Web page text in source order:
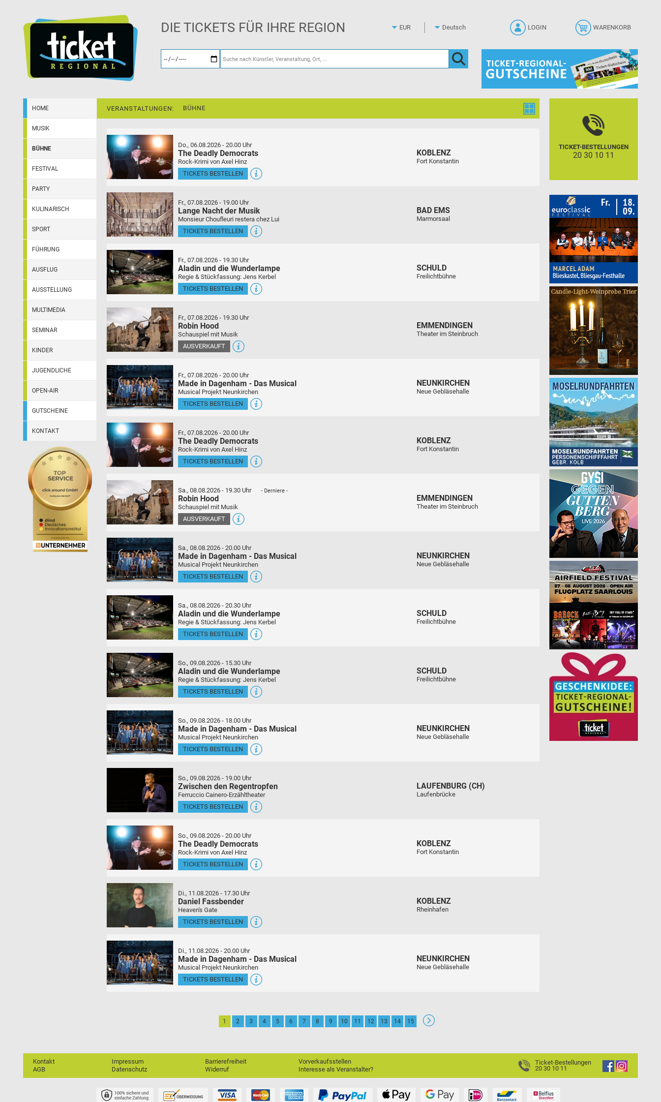
DIE TICKETS FÜR IHRE REGION
HOME
MUSIK
BÜHNE
FESTIVAL
PARTY
KULINARISCH
SPORT
FÜHRUNG
AUSFLUG
AUSSTELLUNG
MULTIMEDIA
SEMINAR
KINDER
JUGENDLICHE
OPEN-AIR
GUTSCHEINE
KONTAKT
VERANSTALTUNGEN: BÜHNE
Do., 06.08.2026 - 20.00 Uhr
The Deadly Democrats
Rock-Krimi von Axel Hinz
TICKETS BESTELLEN
KOBLENZ
Fort Konstantin
Fr., 07.08.2026 - 19.00 Uhr
Lange Nacht der Musik
Monsieur Choufleuri restera chez Lui
TICKETS BESTELLEN
BAD EMS
Marmorsaal
Fr., 07.08.2026 - 19.30 Uhr
Aladin und die Wunderlampe
Regie & Stückfassung: Jens Kerbel
TICKETS BESTELLEN
SCHULD
Freilichtbühne
Fr., 07.08.2026 - 19.30 Uhr
Robin Hood
Schauspiel mit Musik
AUSVERKAUFT
EMMENDINGEN
Theater im Steinbruch
Fr., 07.08.2026 - 20.00 Uhr
Made in Dagenham - Das Musical
Musical Projekt Neunkirchen
TICKETS BESTELLEN
NEUNKIRCHEN
Neue Gebläsehalle
Fr., 07.08.2026 - 20.00 Uhr
The Deadly Democrats
Rock-Krimi von Axel Hinz
TICKETS BESTELLEN
KOBLENZ
Fort Konstantin
Sa., 08.08.2026 - 19.30 Uhr - Derniere -
Robin Hood
Schauspiel mit Musik
AUSVERKAUFT
EMMENDINGEN
Theater im Steinbruch
Sa., 08.08.2026 - 20.00 Uhr
Made in Dagenham - Das Musical
Musical Projekt Neunkirchen
TICKETS BESTELLEN
NEUNKIRCHEN
Neue Gebläsehalle
Sa., 08.08.2026 - 20.30 Uhr
Aladin und die Wunderlampe
Regie & Stückfassung: Jens Kerbel
TICKETS BESTELLEN
SCHULD
Freilichtbühne
So., 09.08.2026 - 15.30 Uhr
Aladin und die Wunderlampe
Regie & Stückfassung: Jens Kerbel
TICKETS BESTELLEN
SCHULD
Freilichtbühne
So., 09.08.2026 - 18.00 Uhr
Made in Dagenham - Das Musical
Musical Projekt Neunkirchen
TICKETS BESTELLEN
NEUNKIRCHEN
Neue Gebläsehalle
So., 09.08.2026 - 19.00 Uhr
Zwischen den Regentropfen
Ferruccio Cainero-Erzähltheater
TICKETS BESTELLEN
LAUFENBURG (CH)
Laufenbrücke
So., 09.08.2026 - 20.00 Uhr
The Deadly Democrats
Rock-Krimi von Axel Hinz
TICKETS BESTELLEN
KOBLENZ
Fort Konstantin
Di., 11.08.2026 - 17.30 Uhr
Daniel Fassbender
Heaven's Gate
TICKETS BESTELLEN
KOBLENZ
Rheinhafen
Di., 11.08.2026 - 20.00 Uhr
Made in Dagenham - Das Musical
Musical Projekt Neunkirchen
TICKETS BESTELLEN
NEUNKIRCHEN
Neue Gebläsehalle
1 2 3 4 5 6 7 8 9 10 11 12 13 14 15
TICKET-BESTELLUNGEN
20 30 10 11
Kontakt
AGB
Impressum
Datenschutz
Barrierefreiheit
Widerruf
Vorverkaufsstellen
Interesse als Veranstalter?
Ticket-Bestellungen
20 30 10 11
WARENKORB
LOGIN